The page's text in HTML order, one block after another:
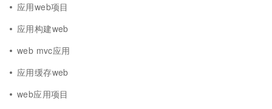
应用web项目
应用构建web
web mvc应用
应用缓存web
web应用项目